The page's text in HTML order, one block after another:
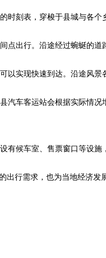
时刻表，穿梭于县城与各个
点出行。沿途经过蜿蜒的道
以实现快速到达。沿途风景
汽车客运站会根据实际情况
有候车室、售票窗口等设
行需求，也为当地经济发